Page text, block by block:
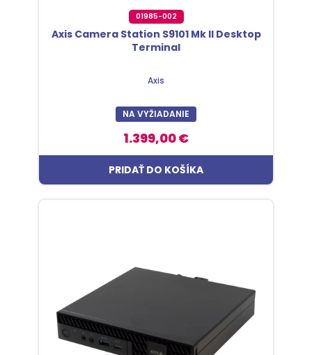
01985-002
Axis Camera Station S9101 Mk II Desktop
Terminal
Axis
NA VYŽIADANIE
1.399,00 €
PRIDAŤ DO KOŠÍKA